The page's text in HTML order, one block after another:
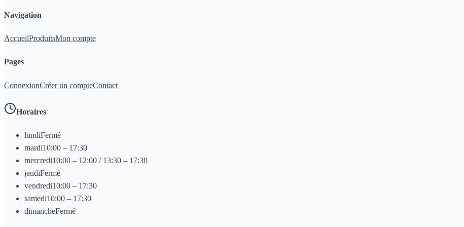
Navigation
AccueilProduitsMon compte
Pages
ConnexionCréer un compteContact
Horaires
lundiFermé
mardi10:00 – 17:30
mercredi10:00 – 12:00 / 13:30 – 17:30
jeudiFermé
vendredi10:00 – 17:30
samedi10:00 – 17:30
dimancheFermé